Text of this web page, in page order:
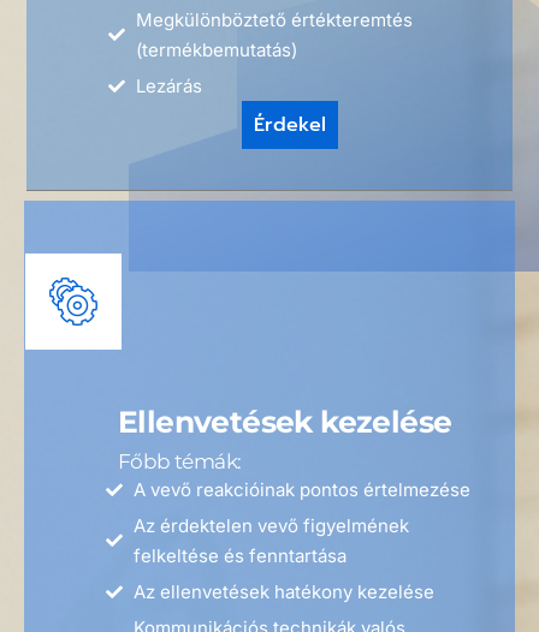
Megkülönböztető értékteremtés
(termékbemutatás)
Lezárás
Érdekel
Ellenvetések kezelése
Főbb témák:
A vevő reakcióinak pontos értelmezése
Az érdektelen vevő figyelmének
felkeltése és fenntartása
Az ellenvetések hatékony kezelése